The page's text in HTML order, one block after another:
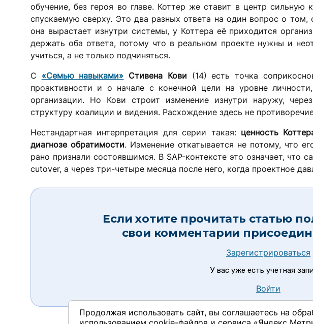
обучение, без героя во главе. Коттер же ставит в центр
спускаемую сверху. Это два разных ответа на один вопрос о том,
она вырастает изнутри системы, у Коттера её приходится
держать оба ответа, потому что в реальном проекте нужны и
учиться, а не только подчиняться.
С «Семью навыками» Стивена Кови (14) есть точка
проактивности и о начале с конечной цели на уровне
организации. Но Кови строит изменение изнутри наружу,
структуру коалиции и видения. Расхождение здесь не
Нестандартная интерпретация для серии такая: ценность
диагнозе обратимости. Изменение откатывается не потому, что
рано признали состоявшимся. В SAP-контексте это означает, что
cutover, а через три-четыре месяца после него, когда проектное
Если хотите прочитать статью
свои комментарии
Зарегистрироваться
У вас уже есть учетная
Войти
Продолжая использовать сайт, вы соглашаетесь на